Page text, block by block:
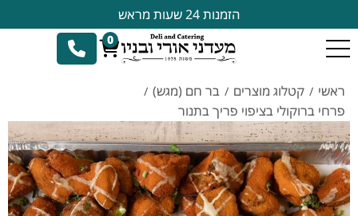
הזמנות 24 שעות מראש
0
ראשי / קטלוג מוצרים / בר חם (מגש) /
פרחי ברוקולי בציפוי פריך בתנור